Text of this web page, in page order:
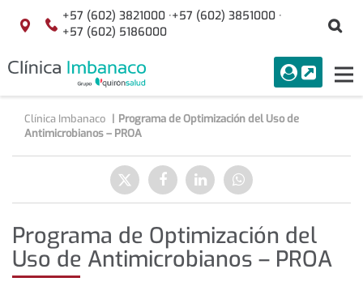
Saltar al contenido
Localización
+57 (602) 3821000 ·+57 (602) 3851000 ·
+57 (602) 5186000
menuAcceso
Buscar
Clínica Imbanaco
Programa de Optimización del Uso de
Antimicrobianos – PROA
Programa de Optimización del
Uso de Antimicrobianos – PROA
Enviar
a
Compartir
en
Compartir
en
Compartir
en